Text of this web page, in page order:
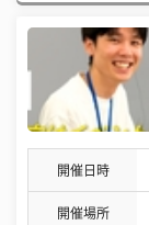
開催日時
開催場所